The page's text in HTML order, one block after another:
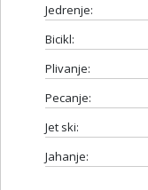
Jedrenje:
Bicikl:
Plivanje:
Pecanje:
Jet ski:
Jahanje: